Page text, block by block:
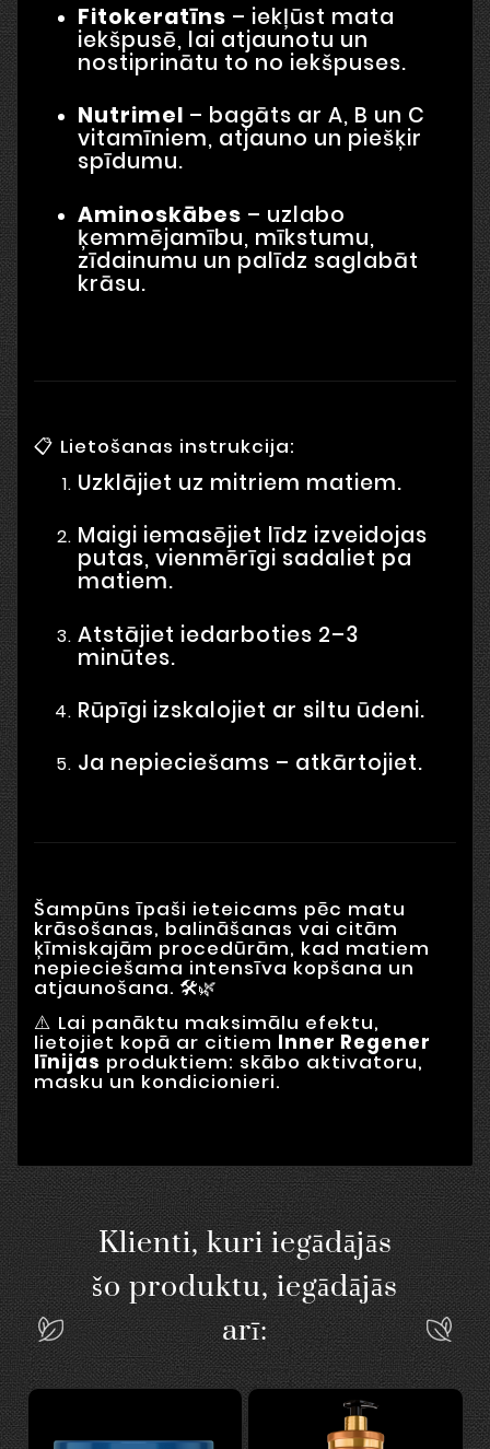
Fitokeratīns – iekļūst mata
iekšpusē, lai atjaunotu un
nostiprinātu to no iekšpuses.
Nutrimel – bagāts ar A, B un C
vitamīniem, atjauno un piešķir
spīdumu.
Aminoskābes – uzlabo
ķemmējamību, mīkstumu,
zīdainumu un palīdz saglabāt
krāsu.
📋 Lietošanas instrukcija:
Uzklājiet uz mitriem matiem.
Maigi iemasējiet līdz izveidojas
putas, vienmērīgi sadaliet pa
matiem.
Atstājiet iedarboties 2–3
minūtes.
Rūpīgi izskalojiet ar siltu ūdeni.
Ja nepieciešams – atkārtojiet.
Šampūns īpaši ieteicams pēc matu
krāsošanas, balināšanas vai citām
ķīmiskajām procedūrām, kad matiem
nepieciešama intensīva kopšana un
atjaunošana. 🛠️🌿
⚠️ Lai panāktu maksimālu efektu,
lietojiet kopā ar citiem Inner Regener
līnijas produktiem: skābo aktivatoru,
masku un kondicionieri.
Klienti, kuri iegādājās
šo produktu, iegādājās
arī: